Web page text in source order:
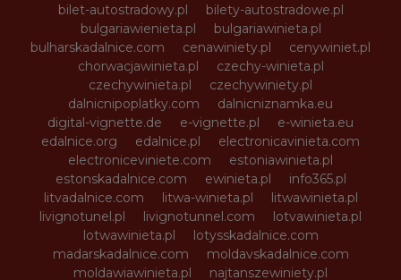
bilet-autostradowy.pl
bilety-autostradowe.pl
bulgariawienieta.pl
bulgariawinieta.pl
bulharskadalnice.com
cenawiniety.pl
cenywiniet.pl
chorwacjawinieta.pl
czechy-winieta.pl
czechywinieta.pl
czechywiniety.pl
dalnicnipoplatky.com
dalnicniznamka.eu
digital-vignette.de
e-vignette.pl
e-winieta.eu
edalnice.org
edalnice.pl
electronicavinieta.com
electroniceviniete.com
estoniawinieta.pl
estonskadalnice.com
ewinieta.pl
info365.pl
litvadalnice.com
litwa-winieta.pl
litwawinieta.pl
livignotunel.pl
livignotunnel.com
lotvawinieta.pl
lotwawinieta.pl
lotysskadalnice.com
madarskadalnice.com
moldavskadalnice.com
moldawiawinieta.pl
najtanszewiniety.pl